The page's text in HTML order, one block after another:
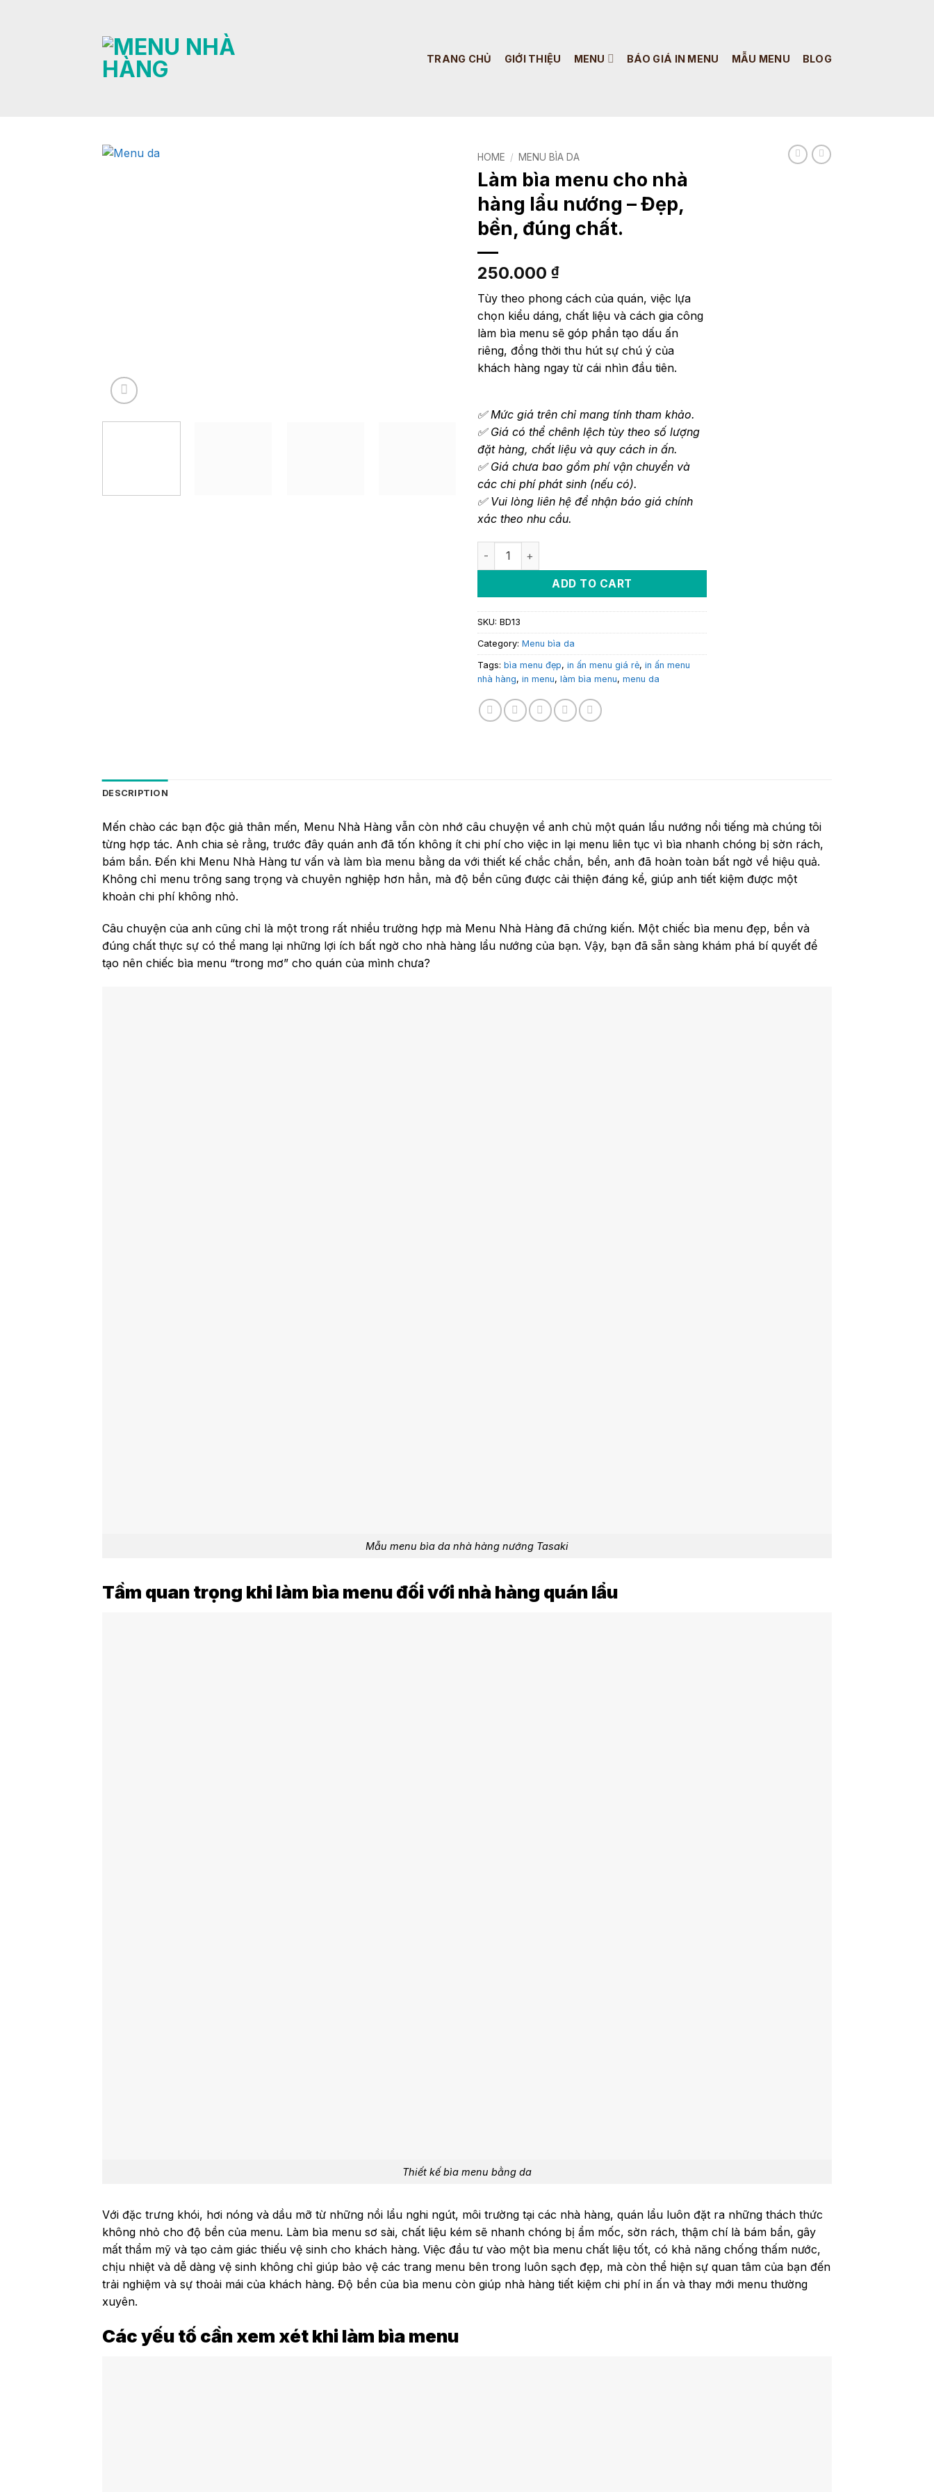
TRANG CHỦ GIỚI THIỆU MENU BÁO GIÁ IN MENU MẪU MENU BLOG
HOME / MENU BÌA DA
Làm bìa menu cho nhà
hàng lẩu nướng – Đẹp,
bền, đúng chất.
250.000 ₫
Tùy theo phong cách của quán, việc lựa
chọn kiểu dáng, chất liệu và cách gia công
làm bìa menu sẽ góp phần tạo dấu ấn
riêng, đồng thời thu hút sự chú ý của
khách hàng ngay từ cái nhìn đầu tiên.
✅ Mức giá trên chỉ mang tính tham khảo.
✅ Giá có thể chênh lệch tùy theo số lượng
đặt hàng, chất liệu và quy cách in ấn.
✅ Giá chưa bao gồm phí vận chuyển và
các chi phí phát sinh (nếu có).
✅ Vui lòng liên hệ để nhận báo giá chính
xác theo nhu cầu.
ADD TO CART
SKU: BD13
Category: Menu bìa da
Tags: bìa menu đẹp, in ấn menu giá rẻ, in ấn menu
nhà hàng, in menu, làm bìa menu, menu da
DESCRIPTION
Mến chào các bạn độc giả thân mến, Menu Nhà Hàng vẫn còn nhớ câu chuyện về anh chủ một quán lẩu nướng nổi tiếng mà chúng tôi
từng hợp tác. Anh chia sẻ rằng, trước đây quán anh đã tốn không ít chi phí cho việc in lại menu liên tục vì bìa nhanh chóng bị sờn rách,
bám bẩn. Đến khi Menu Nhà Hàng tư vấn và làm bìa menu bằng da với thiết kế chắc chắn, bền, anh đã hoàn toàn bất ngờ về hiệu quả.
Không chỉ menu trông sang trọng và chuyên nghiệp hơn hẳn, mà độ bền cũng được cải thiện đáng kể, giúp anh tiết kiệm được một
khoản chi phí không nhỏ.
Câu chuyện của anh cũng chỉ là một trong rất nhiều trường hợp mà Menu Nhà Hàng đã chứng kiến. Một chiếc bìa menu đẹp, bền và
đúng chất thực sự có thể mang lại những lợi ích bất ngờ cho nhà hàng lẩu nướng của bạn. Vậy, bạn đã sẵn sàng khám phá bí quyết để
tạo nên chiếc bìa menu “trong mơ” cho quán của mình chưa?
Mẫu menu bìa da nhà hàng nướng Tasaki
Tầm quan trọng khi làm bìa menu đối với nhà hàng quán lẩu
Thiết kế bìa menu bằng da
Với đặc trưng khói, hơi nóng và dầu mỡ từ những nồi lẩu nghi ngút, môi trường tại các nhà hàng, quán lẩu luôn đặt ra những thách thức
không nhỏ cho độ bền của menu. Làm bìa menu sơ sài, chất liệu kém sẽ nhanh chóng bị ẩm mốc, sờn rách, thậm chí là bám bẩn, gây
mất thẩm mỹ và tạo cảm giác thiếu vệ sinh cho khách hàng. Việc đầu tư vào một bìa menu chất liệu tốt, có khả năng chống thấm nước,
chịu nhiệt và dễ dàng vệ sinh không chỉ giúp bảo vệ các trang menu bên trong luôn sạch đẹp, mà còn thể hiện sự quan tâm của bạn đến
trải nghiệm và sự thoải mái của khách hàng. Độ bền của bìa menu còn giúp nhà hàng tiết kiệm chi phí in ấn và thay mới menu thường
xuyên.
Các yếu tố cần xem xét khi làm bìa menu